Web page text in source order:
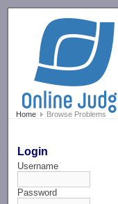
Home Browse Problems
Login
Username
Password